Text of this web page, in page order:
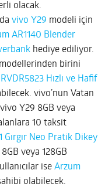
olacak.
vivo Y29 modeli için
AR1140 Blender
hediye ediliyor.
modellerinden birini
Hızlı ve Hafif
vivo’nun Vatan
Y29 8GB veya
10 taksit
Gırgır Neo Pratik Dikey
veya 128GB
iseArzum
olabilecek.